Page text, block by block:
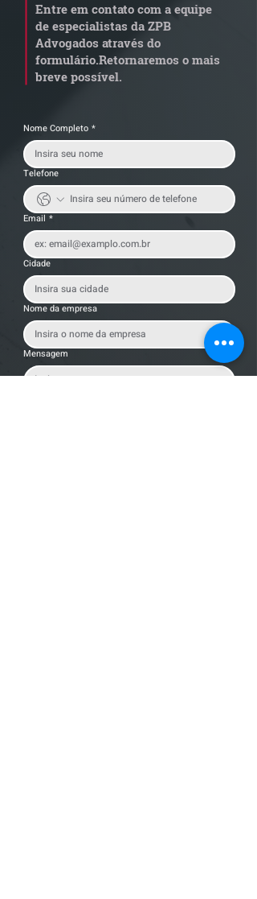
Entre em contato com a equipe
de especialistas da ZPB
Advogados através do
formulário.Retornaremos o mais
breve possível.
Nome Completo *
Telefone
Email *
Cidade
Nome da empresa
Mensagem